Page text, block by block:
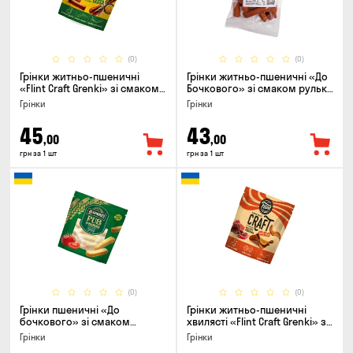
(0)
Грінки житньо-пшеничні
«Flint Craft Grenki» зі смаком
кабаносів та гірчиці, 80г
Грінки
45,00
грн за 1 шт
(0)
Грінки житньо-пшеничні «До
Бочкового» зі смаком рулька
з печі, 100г
Грінки
43,00
грн за 1 шт
(0)
Грінки пшеничні «До
бочкового» зі смаком
томати по-домашньому, 120г
Грінки
(0)
Грінки житньо-пшеничні
хвилясті «Flint Craft Grenki» зі
смаком гострих джерки, 80г
Грінки